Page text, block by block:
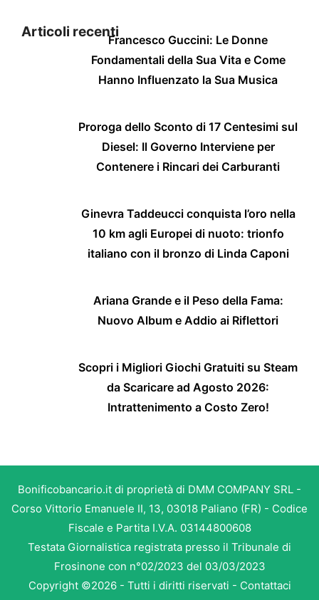
Articoli recentiFrancesco Guccini: Le Donne
Fondamentali della Sua Vita e Come
Hanno Influenzato la Sua Musica
Proroga dello Sconto di 17 Centesimi sul
Diesel: Il Governo Interviene per
Contenere i Rincari dei Carburanti
Ginevra Taddeucci conquista l’oro nella
10 km agli Europei di nuoto: trionfo
italiano con il bronzo di Linda Caponi
Ariana Grande e il Peso della Fama:
Nuovo Album e Addio ai Riflettori
Scopri i Migliori Giochi Gratuiti su Steam
da Scaricare ad Agosto 2026:
Intrattenimento a Costo Zero!
Bonificobancario.it di proprietà di DMM COMPANY SRL -
Corso Vittorio Emanuele II, 13, 03018 Paliano (FR) - Codice
Fiscale e Partita I.V.A. 03144800608
Testata Giornalistica registrata presso il Tribunale di
Frosinone con n°02/2023 del 03/03/2023
Copyright ©2026 - Tutti i diritti riservati - Contattaci